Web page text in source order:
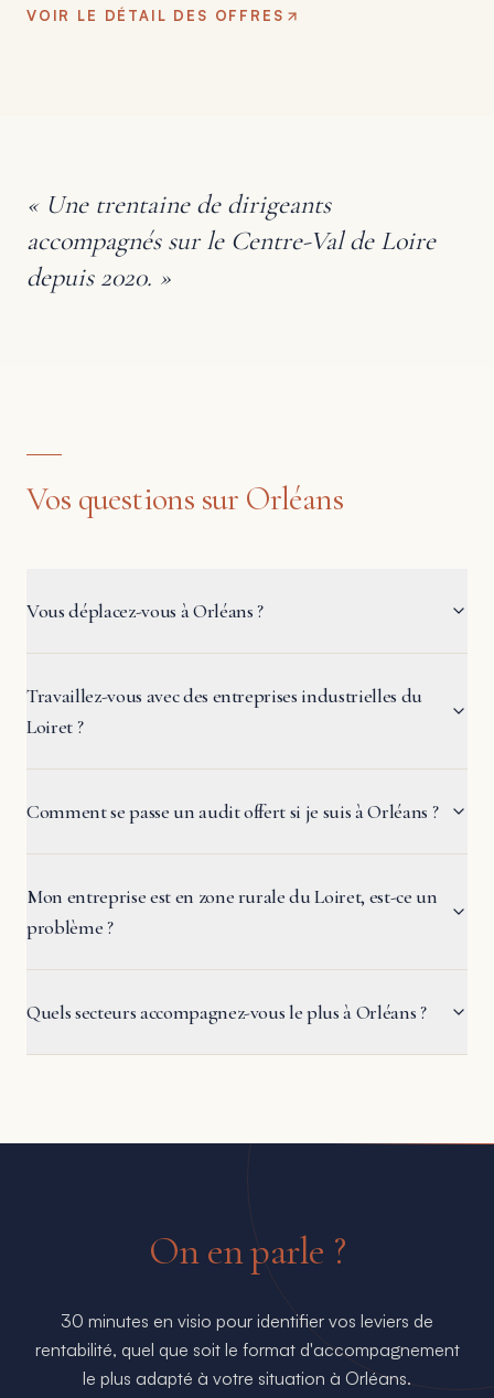
VOIR LE DÉTAIL DES OFFRES
« Une trentaine de dirigeants
accompagnés sur le Centre-Val de Loire
depuis 2020. »
Vos questions sur Orléans
Vous déplacez-vous à Orléans ?
Travaillez-vous avec des entreprises industrielles du
Loiret ?
Comment se passe un audit offert si je suis à Orléans ?
Mon entreprise est en zone rurale du Loiret, est-ce un
problème ?
Quels secteurs accompagnez-vous le plus à Orléans ?
On en parle ?
30 minutes en visio pour identifier vos leviers de
rentabilité, quel que soit le format d'accompagnement
le plus adapté à votre situation à Orléans.